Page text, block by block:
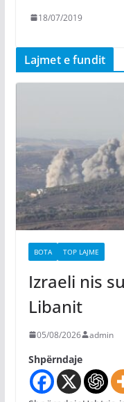
18/07/2019
Lajmet e fundit
BOTA TOP LAJME
Izraeli nis
Libanit
05/08/2026 admin
Shpërndaje